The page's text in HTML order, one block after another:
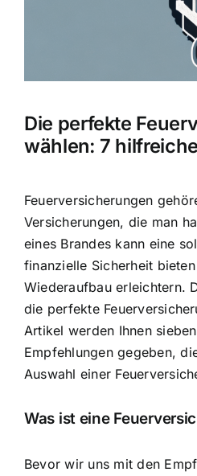
Die perfekte
wählen: 7
Feuerversicherungen
Versicherungen, die man
eines Brandes kann eine
finanzielle Sicherheit bieten
Wiederaufbau erleichtern.
die perfekte
Artikel werden Ihnen
Empfehlungen gegeben,
Auswahl einer
Was ist eine
Bevor wir uns mit den